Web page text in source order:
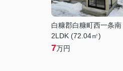
白糠郡白糠町西一条南
2LDK (72.04㎡)
7万円